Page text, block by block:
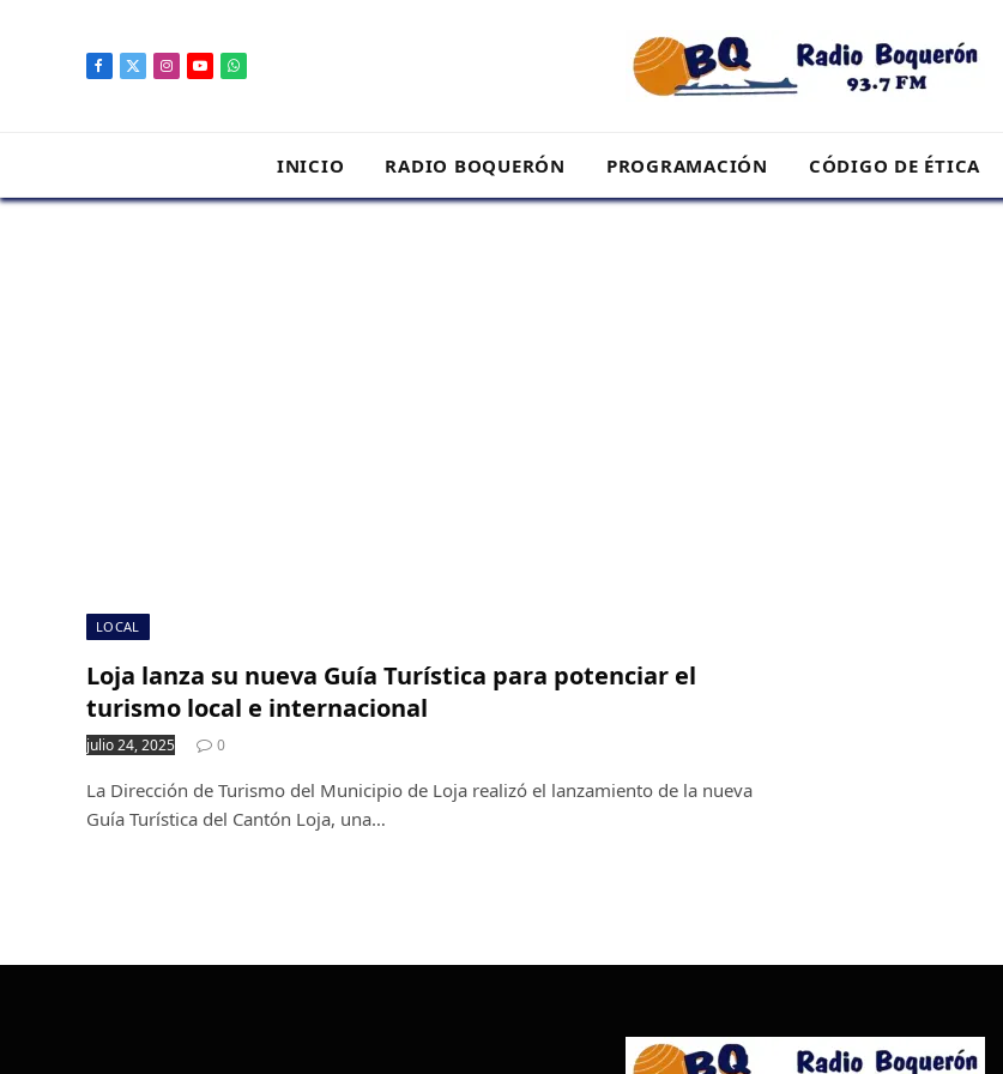
Facebook
X
Instagram
YouTubeWhatsApp
INICIO RADIO BOQUERÓN PROGRAMACIÓN CÓDIGO DE ÉTICA
LOCAL
Loja lanza su nueva Guía Turística para potenciar el
turismo local e internacional
julio 24, 2025 0
La Dirección de Turismo del Municipio de Loja realizó el lanzamiento de la nueva
Guía Turística del Cantón Loja, una…